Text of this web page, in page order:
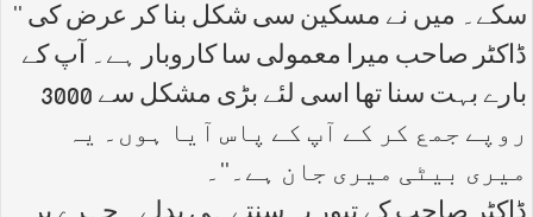
سکے۔ میں نے مسکین سی شکل بنا کر عرض کی ''
ڈاکٹر صاحب میرا معمولی سا کاروبار ہے۔ آپ کے
بارے بہت سنا تھا اسی لئے بڑی مشکل سے 3000
روپے جمع کر کے آپ کے پاس آیا ہوں۔ یہ
میری بیٹی میری جان ہے۔''۔